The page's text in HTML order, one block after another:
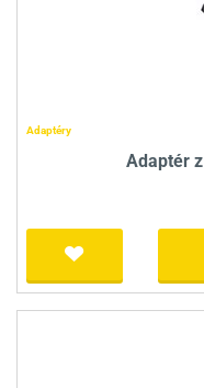
Adaptéry
Adaptér